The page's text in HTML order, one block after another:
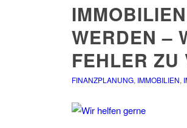
WERDEN –
FEHLER ZU
FINANZPLANUNG, IMMOBILIEN,